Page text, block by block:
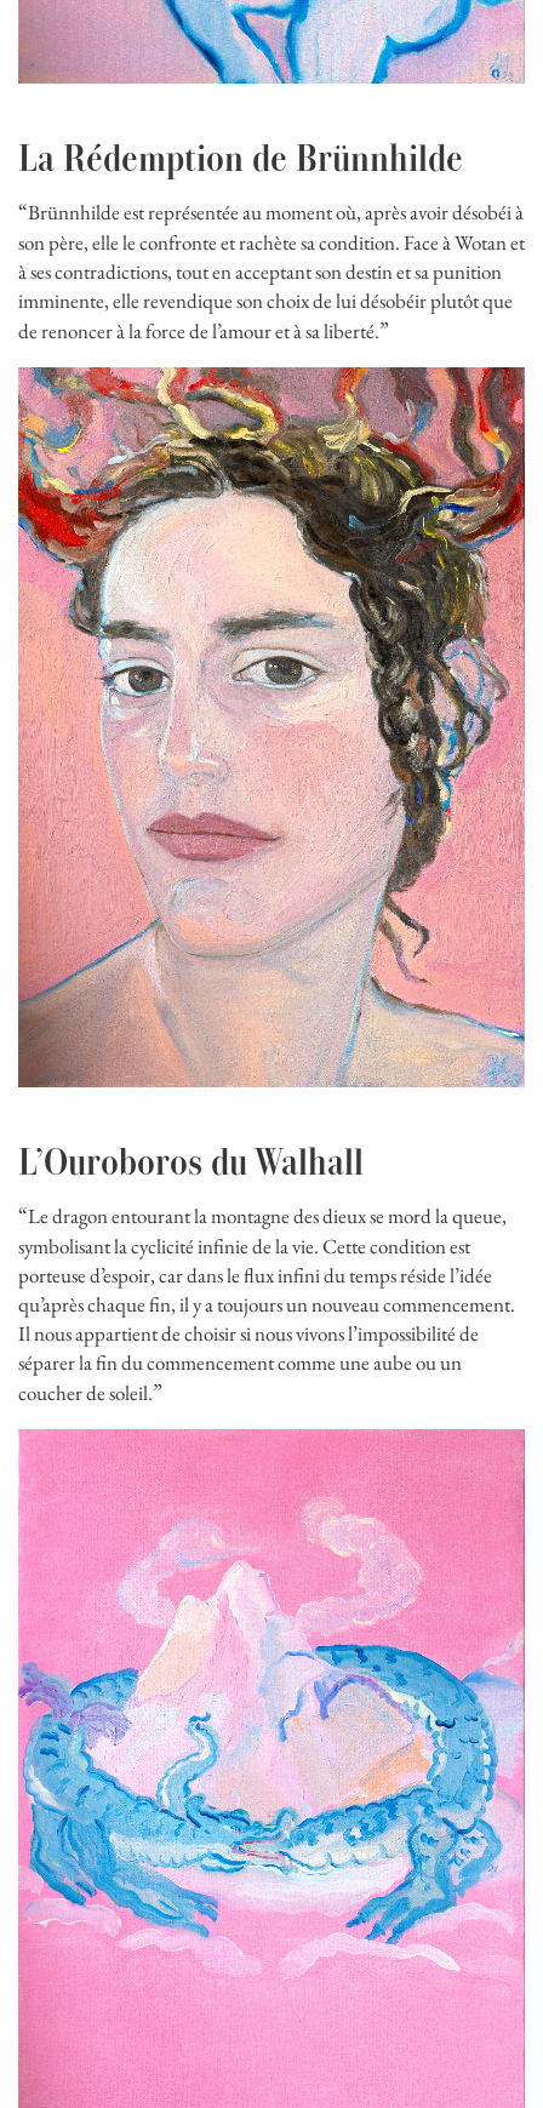
La Rédemption de Brünnhilde
“Brünnhilde est représentée au moment où, après avoir désobéi à
son père, elle le confronte et rachète sa condition. Face à Wotan et
à ses contradictions, tout en acceptant son destin et sa punition
imminente, elle revendique son choix de lui désobéir plutôt que
de renoncer à la force de l’amour et à sa liberté.”
L’Ouroboros du Walhall
“Le dragon entourant la montagne des dieux se mord la queue,
symbolisant la cyclicité infinie de la vie. Cette condition est
porteuse d’espoir, car dans le flux infini du temps réside l’idée
qu’après chaque fin, il y a toujours un nouveau commencement.
Il nous appartient de choisir si nous vivons l’impossibilité de
séparer la fin du commencement comme une aube ou un
coucher de soleil.”